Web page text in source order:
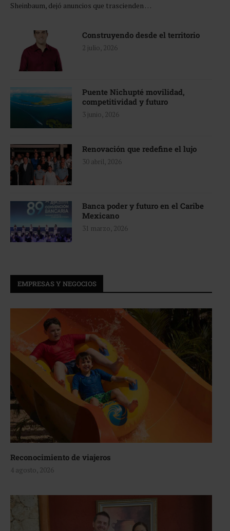
Sheinbaum, dejó anuncios que trascienden …
Construyendo desde el territorio
2 julio, 2026
Puente Nichupté movilidad,
competitividad y futuro
3 junio, 2026
Renovación que redefine el lujo
30 abril, 2026
Banca poder y futuro en el Caribe
Mexicano
31 marzo, 2026
EMPRESAS Y NEGOCIOS
Reconocimiento de viajeros
4 agosto, 2026